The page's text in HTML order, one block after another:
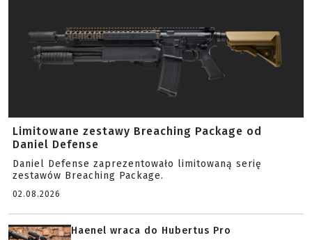
Limitowane zestawy Breaching Package od
Daniel Defense
Daniel Defense zaprezentowało limitowaną serię
zestawów Breaching Package.
02.08.2026
Haenel wraca do Hubertus Pro